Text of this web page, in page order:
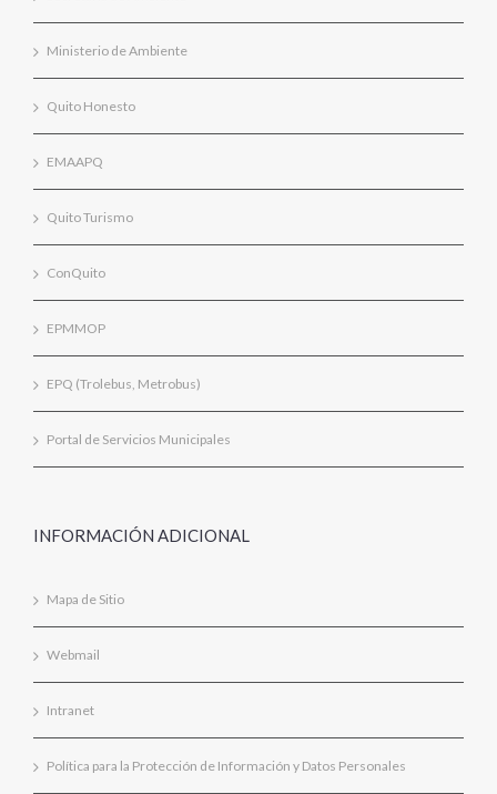
Ministerio de Ambiente
Quito Honesto
EMAAPQ
Quito Turismo
ConQuito
EPMMOP
EPQ (Trolebus, Metrobus)
Portal de Servicios Municipales
INFORMACIÓN ADICIONAL
Mapa de Sitio
Webmail
Intranet
Política para la Protección de Información y Datos Personales